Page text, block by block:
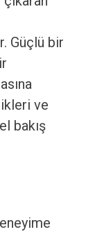
Güçlü bir
ve
bakış